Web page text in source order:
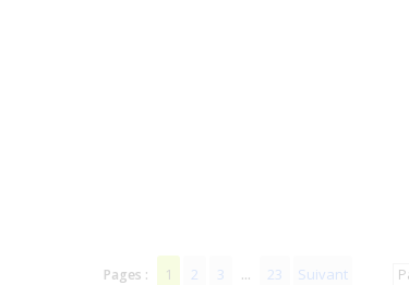
Pages : 1 2 3 ... 23 Suivant